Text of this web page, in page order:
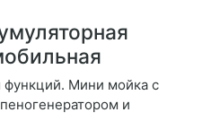
Мини мойка с
и